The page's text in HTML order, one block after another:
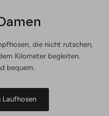
die nicht rutschen,
Kilometer begleiten.
bequem.
Laufhosen